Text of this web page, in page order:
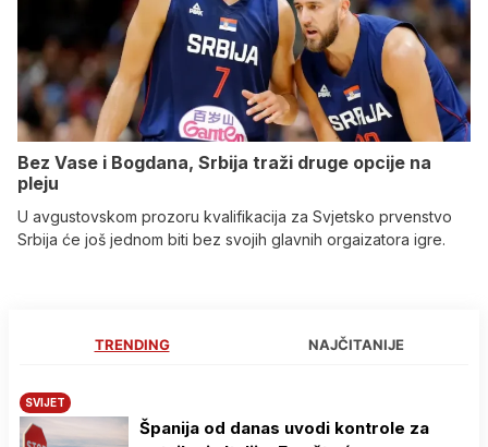
Bez Vase i Bogdana, Srbija traži druge opcije na
pleju
U avgustovskom prozoru kvalifikacija za Svjetsko prvenstvo
Srbija će još jednom biti bez svojih glavnih orgaizatora igre.
TRENDING NAJČITANIJE
SVIJET
Španija od danas uvodi kontrole za